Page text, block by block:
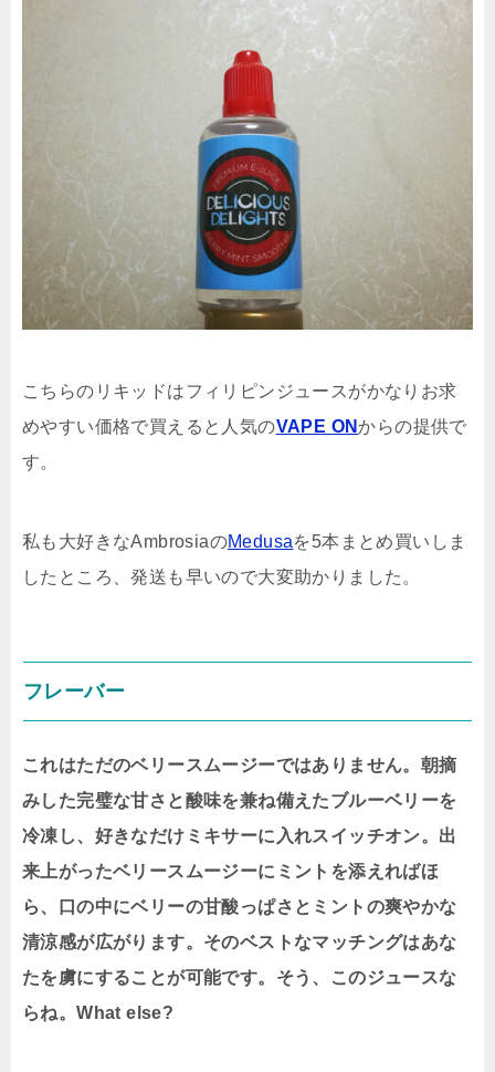
こちらのリキッドはフィリピンジュースがかなりお求
めやすい価格で買えると人気のVAPE ONからの提供で
す。
私も大好きなAmbrosiaのMedusaを5本まとめ買いしま
したところ、発送も早いので大変助かりました。
フレーバー
これはただのベリースムージーではありません。朝摘
みした完璧な甘さと酸味を兼ね備えたブルーベリーを
冷凍し、好きなだけミキサーに入れスイッチオン。出
来上がったベリースムージーにミントを添えればほ
ら、口の中にベリーの甘酸っぱさとミントの爽やかな
清涼感が広がります。そのベストなマッチングはあな
たを虜にすることが可能です。そう、このジュースな
らね。What else?